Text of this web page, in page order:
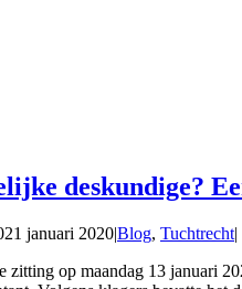
deskundige?
21 januari 2020|Blog, Tuchtrecht|
zitting op maandag 13 januari